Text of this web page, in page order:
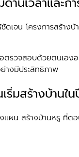
ชัดเจน โครงการสร้า
อตรวจสอบด้วยตนเอ
างมีประสิทธิภาพ
ริ่มสร้างบ้าน
แผน สร้างบ้านหรู ที่